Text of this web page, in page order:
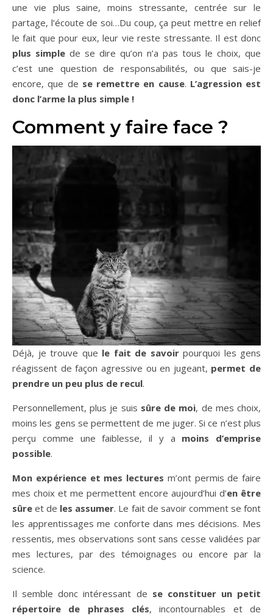
une vie plus saine, moins stressante, centrée sur le
partage, l’écoute de soi…Du coup, ça peut mettre en relief
le fait que pour eux, leur vie reste stressante. Il est donc
plus simple de se dire qu’on n’a pas tous le choix, que
c’est une question de responsabilités, ou que sais-je
encore, que de se remettre en cause. L’agression est
donc l’arme la plus simple !
Comment y faire face ?
Déjà, je trouve que le fait de savoir pourquoi les gens
réagissent de façon agressive ou en jugeant, permet de
prendre un peu plus de recul.
Personnellement, plus je suis sûre de moi, de mes choix,
moins les gens se permettent de me juger. Si ce n’est plus
perçu comme une faiblesse, il y a moins d’emprise
possible.
Mon expérience et mes lectures m’ont permis de faire
mes choix et me permettent encore aujourd’hui d’en être
sûre et de les assumer. Le fait de savoir comment se font
les apprentissages me conforte dans mes décisions. Mes
ressentis, mes observations sont sans cesse validées par
mes lectures, par des témoignages ou encore par la
science.
Il semble donc intéressant de se constituer un petit
répertoire de phrases clés, incontournables et de